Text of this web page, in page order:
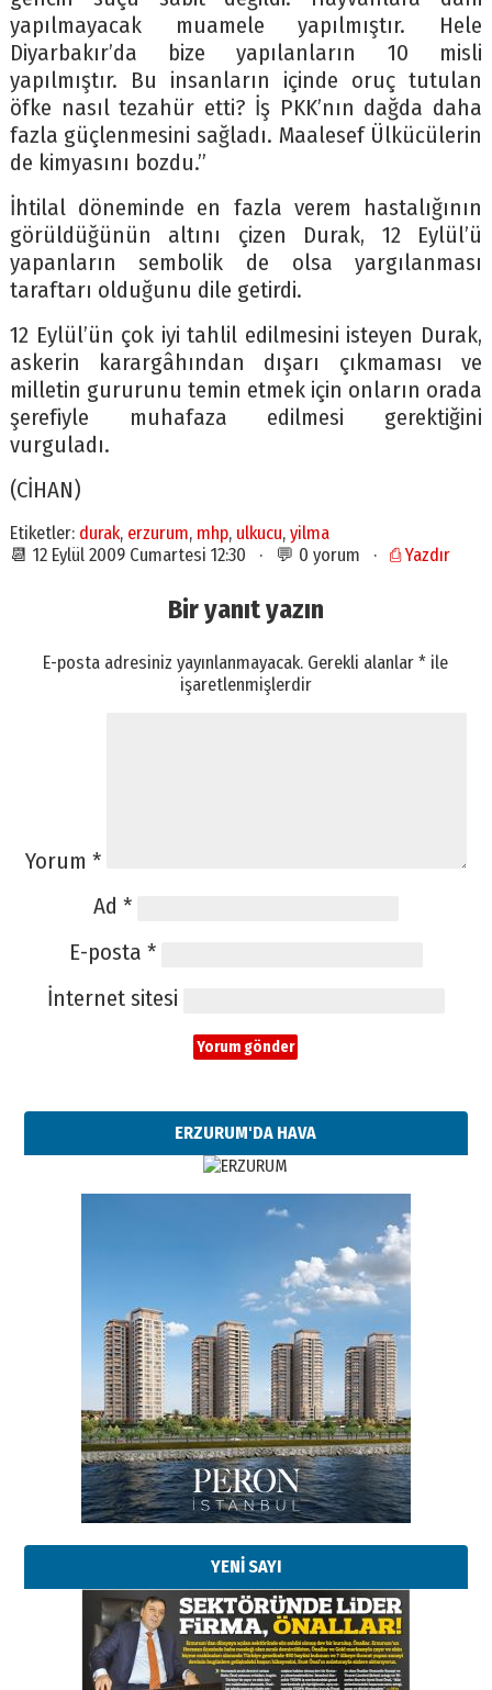
yapılmayacak muamele yapılmıştır. Hele
Diyarbakır’da bize yapılanların 10 misli
yapılmıştır. Bu insanların içinde oruç tutulan
öfke nasıl tezahür etti? İş PKK’nın dağda daha
fazla güçlenmesini sağladı. Maalesef Ülkücülerin
de kimyasını bozdu.”
İhtilal döneminde en fazla verem hastalığının
görüldüğünün altını çizen Durak, 12 Eylül’ü
yapanların sembolik de olsa yargılanması
taraftarı olduğunu dile getirdi.
12 Eylül’ün çok iyi tahlil edilmesini isteyen Durak,
askerin karargâhından dışarı çıkmaması ve
milletin gururunu temin etmek için onların orada
şerefiyle muhafaza edilmesi gerektiğini
vurguladı.
(CİHAN)
Etiketler: durak, erzurum, mhp, ulkucu, yilma
📆 12 Eylül 2009 Cumartesi 12:30 · 💬 0 yorum · ⎙ Yazdır
Bir yanıt yazın
E-posta adresiniz yayınlanmayacak. Gerekli alanlar* ile
işaretlenmişlerdir
Yorum *
Ad *
E-posta *
İnternet sitesi
ERZURUM'DA HAVA
YENİ SAYI